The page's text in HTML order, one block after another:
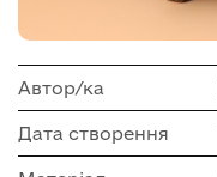
Автор/ка
Дата створення